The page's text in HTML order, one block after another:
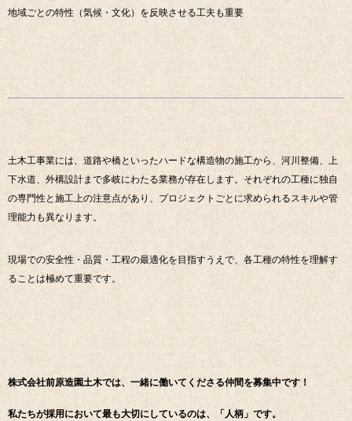
地域ごとの特性（気候・文化）を反映させる工夫も重要
土木工事業には、道路や橋といったハードな構造物の施工から、河川整備、上
下水道、外構設計まで多岐にわたる業務が存在します。それぞれの工種に独自
の専門性と施工上の注意点があり、プロジェクトごとに求められるスキルや管
理能力も異なります。
現場での安全性・品質・工程の最適化を目指すうえで、各工種の特性を理解す
ることは極めて重要です。
株式会社前原造園土木では、一緒に働いてくださる仲間を募集中です！
私たちが採用において最も大切にしているのは、「人柄」です。